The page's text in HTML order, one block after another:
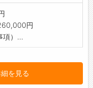
円
項）...
を見る